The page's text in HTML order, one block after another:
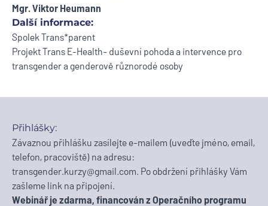
Mgr. Viktor Heumann
Další informace:
Spolek Trans*parent
Projekt Trans E-Health- duševní pohoda a intervence pro
transgender a genderově různorodé osoby
Přihlášky:
Závaznou přihlášku zasílejte e-mailem (uveďte jméno, email,
telefon, pracoviště) na adresu:
transgender.kurzy@gmail.com . Po obdržení přihlášky Vám
zašleme link na připojení.
Webinář je zdarma, financován z Operačního programu